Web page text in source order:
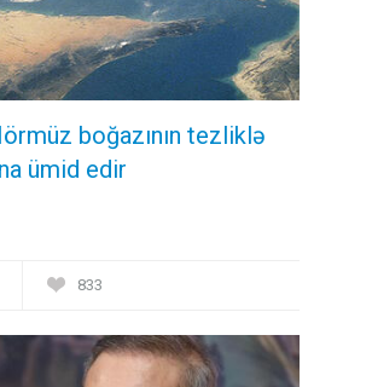
boğazının tezliklə
ümid edir
833